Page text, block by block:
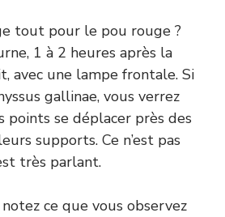
tout pour le pou rouge ?
1 à 2 heures après la
avec une lampe frontale. Si
gallinae, vous verrez
se déplacer près des
supports. Ce n’est pas
très parlant.
ce que vous observez